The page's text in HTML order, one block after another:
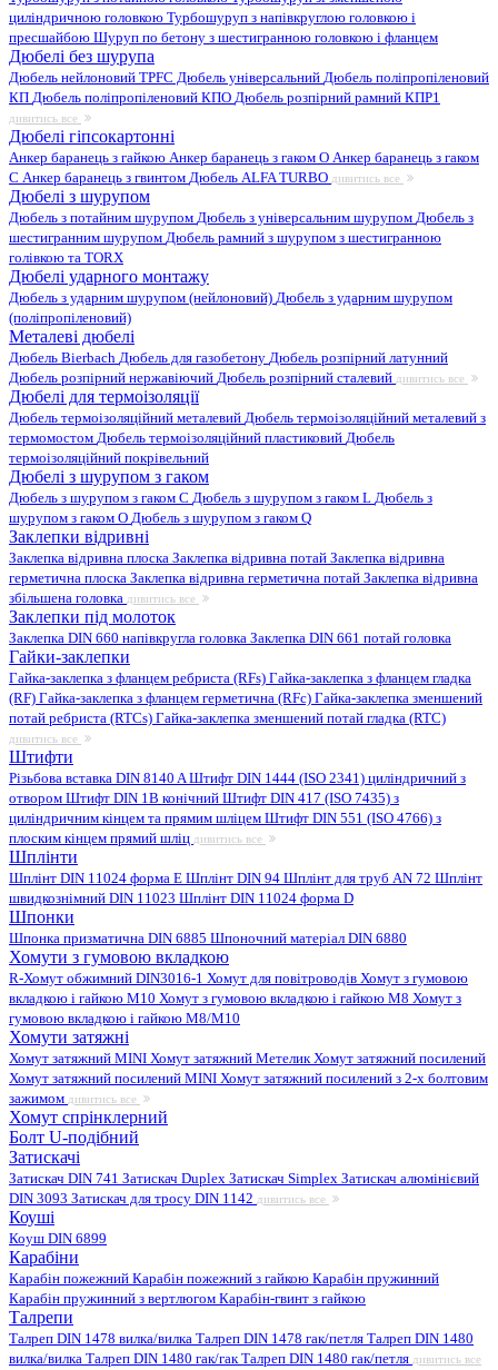
циліндричною головкою Турбошуруп з напівкруглою головкою і
пресшайбою Шуруп по бетону з шестигранною головкою і фланцем
Дюбелі без шурупа
Дюбель нейлоновий TPFC Дюбель універсальний Дюбель поліпропіленовий
КП Дюбель поліпропіленовий КПО Дюбель розпірний рамний КПР1
дивитись все
Дюбелі гіпсокартонні
Анкер баранець з гайкою Анкер баранець з гаком O Анкер баранець з гаком
С Анкер баранець з гвинтом Дюбель ALFA TURBO дивитись все
Дюбелі з шурупом
Дюбель з потайним шурупом Дюбель з універсальним шурупом Дюбель з
шестигранним шурупом Дюбель рамний з шурупом з шестигранною
голівкою та TORX
Дюбелі ударного монтажу
Дюбель з ударним шурупом (нейлоновий) Дюбель з ударним шурупом
(поліпропіленовий)
Металеві дюбелі
Дюбель Bierbach Дюбель для газобетону Дюбель розпірний латунний
Дюбель розпірний нержавіючий Дюбель розпірний сталевий дивитись все
Дюбелі для термоізоляції
Дюбель термоізоляційний металевий Дюбель термоізоляційний металевий з
термомостом Дюбель термоізоляційний пластиковий Дюбель
термоізоляційний покрівельний
Дюбелі з шурупом з гаком
Дюбель з шурупом з гаком C Дюбель з шурупом з гаком L Дюбель з
шурупом з гаком O Дюбель з шурупом з гаком Q
Заклепки відривні
Заклепка відривна плоска Заклепка відривна потай Заклепка відривна
герметична плоска Заклепка відривна герметична потай Заклепка відривна
збільшена головка дивитись все
Заклепки під молоток
Заклепка DIN 660 напівкругла головка Заклепка DIN 661 потай головка
Гайки-заклепки
Гайка-заклепка з фланцем ребриста (RFs) Гайка-заклепка з фланцем гладка
(RF) Гайка-заклепка з фланцем герметична (RFc) Гайка-заклепка зменшений
потай ребриста (RTCs) Гайка-заклепка зменшений потай гладка (RTC)
дивитись все
Штифти
Різьбова вставка DIN 8140 AШтифт DIN 1444 (ISO 2341) циліндричний з
отвором Штифт DIN 1B конічний Штифт DIN 417 (ISO 7435) з
циліндричним кінцем та прямим шліцем Штифт DIN 551 (ISO 4766) з
плоским кінцем прямий шліц дивитись все
Шплінти
Шплінт DIN 11024 форма E Шплінт DIN 94 Шплінт для труб AN 72 Шплінт
швидкознімний DIN 11023 Шплінт DIN 11024 форма D
Шпонки
Шпонка призматична DIN 6885 Шпоночний матеріал DIN 6880
Хомути з гумовою вкладкою
R-Хомут обжимний DIN3016-1 Хомут для повітроводів Хомут з гумовою
вкладкою і гайкою M10 Хомут з гумовою вкладкою і гайкою M8 Хомут з
гумовою вкладкою і гайкою М8/M10
Хомути затяжні
Хомут затяжний MINI Хомут затяжний МетеликХомут затяжний посилений
Хомут затяжний посилений MINI Хомут затяжний посилений з 2-х болтовим
зажимом дивитись все
Хомут спрінклерний
Болт U-подібний
Затискачі
Затискач DIN 741 Затискач Duplex Затискач Simplex Затискач алюмінієвий
DIN 3093 Затискач для тросу DIN 1142 дивитись все
Коуші
Коуш DIN 6899
Карабіни
Карабін пожежний Карабін пожежний з гайкою Карабін пружинний
Карабін пружинний з вертлюгом Карабін-гвинт з гайкою
Талрепи
Талреп DIN 1478 вилка/вилка Талреп DIN 1478 гак/петля Талреп DIN 1480
вилка/вилка Талреп DIN 1480 гак/гакТалреп DIN 1480 гак/петля дивитись все